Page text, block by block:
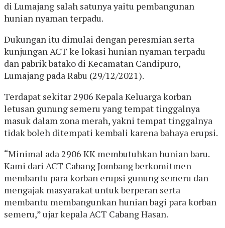
di Lumajang salah satunya yaitu pembangunan
hunian nyaman terpadu.
Dukungan itu dimulai dengan peresmian serta
kunjungan ACT ke lokasi hunian nyaman terpadu
dan pabrik batako di Kecamatan Candipuro,
Lumajang pada Rabu (29/12/2021).
Terdapat sekitar 2906 Kepala Keluarga korban
letusan gunung semeru yang tempat tinggalnya
masuk dalam zona merah, yakni tempat tinggalnya
tidak boleh ditempati kembali karena bahaya erupsi.
“Minimal ada 2906 KK membutuhkan hunian baru.
Kami dari ACT Cabang Jombang berkomitmen
membantu para korban erupsi gunung semeru dan
mengajak masyarakat untuk berperan serta
membantu membangunkan hunian bagi para korban
semeru,” ujar kepala ACT Cabang Hasan.